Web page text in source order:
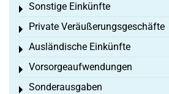
Sonstige Einkünfte
Toggle menu
Private Veräußerungsgeschäfte
Toggle menu
Ausländische Einkünfte
Toggle menu
Vorsorgeaufwendungen
Toggle menu
Sonderausgaben
Toggle menu